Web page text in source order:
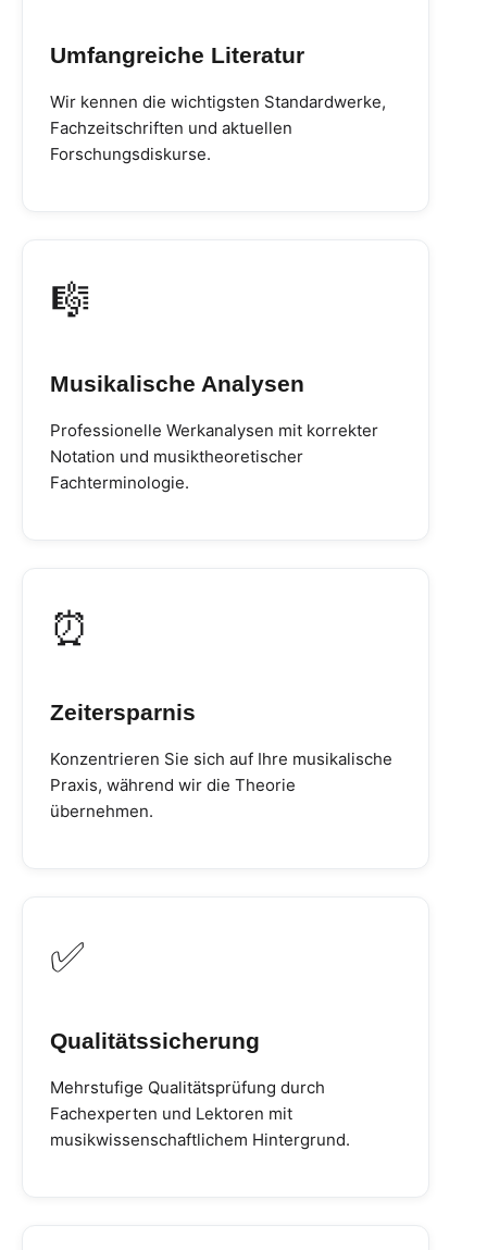
Umfangreiche Literatur
Wir kennen die wichtigsten Standardwerke,
Fachzeitschriften und aktuellen
Forschungsdiskurse.
🎼
Musikalische Analysen
Professionelle Werkanalysen mit korrekter
Notation und musiktheoretischer
Fachterminologie.
⏰
Zeitersparnis
Konzentrieren Sie sich auf Ihre musikalische
Praxis, während wir die Theorie
übernehmen.
✅
Qualitätssicherung
Mehrstufige Qualitätsprüfung durch
Fachexperten und Lektoren mit
musikwissenschaftlichem Hintergrund.